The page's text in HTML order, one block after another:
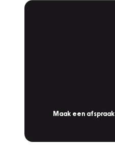
Maak een afspraak